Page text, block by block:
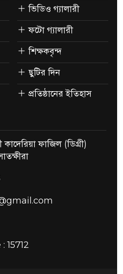
ভিডিও গ্যালারী
ফটো গ্যালারী
শিক্ষকবৃন্দ
ছুটির দিন
প্রতিষ্ঠানের ইতিহাস
কাদেরিয়া ফাজিল (ডিগ্রী)
15712